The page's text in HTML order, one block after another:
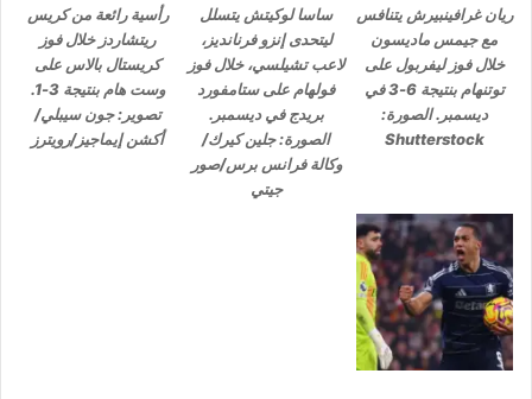
ريان غرافينبيرش يتنافس
مع جيمس ماديسون
خلال فوز ليفربول على
توتنهام بنتيجة 6-3 في
ديسمبر. الصورة:
Shutterstock
ساسا لوكيتش يتسلل
ليتحدى إنزو فرنانديز،
لاعب تشيلسي، خلال فوز
فولهام على ستامفورد
بريدج في ديسمبر.
الصورة: جلين كيرك/
وكالة فرانس برس/صور
جيتي
رأسية رائعة من كريس
ريتشاردز خلال فوز
كريستال بالاس على
وست هام بنتيجة 3-1.
تصوير: جون سيبلي/
أكشن إيماجيز/رويترز